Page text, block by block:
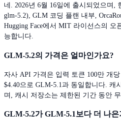
네. 2026년 6월 16일에 출시되었으며,
glm-5.2), GLM 코딩 플랜 내부,
Hugging Face에서 MIT 라이선스의
능합니다.
GLM-5.2의 가격은 얼마인가요?
자사 API 가격은 입력 토큰 100만 개
$4.40으로 GLM-5.1과 동일합니다. 캐
며, 캐시 저장소는 제한된 기간 동안
GLM-5.2가 GLM-5.1보다 더 나은